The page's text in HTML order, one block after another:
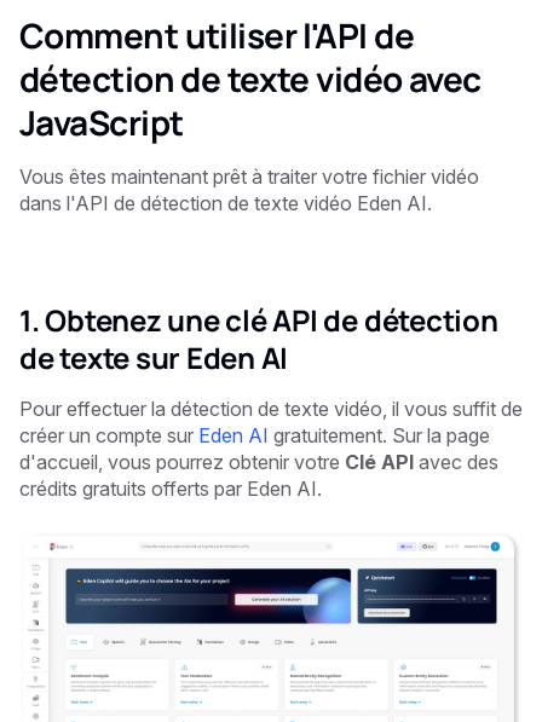
Comment utiliser l'API de
détection de texte vidéo avec
JavaScript
Vous êtes maintenant prêt à traiter votre fichier vidéo
dans l'API de détection de texte vidéo Eden AI.
1. Obtenez une clé API de détection
de texte sur Eden AI
Pour effectuer la détection de texte vidéo, il vous suffit de
créer un compte sur Eden AI gratuitement. Sur la page
d'accueil, vous pourrez obtenir votre Clé API avec des
crédits gratuits offerts par Eden AI.